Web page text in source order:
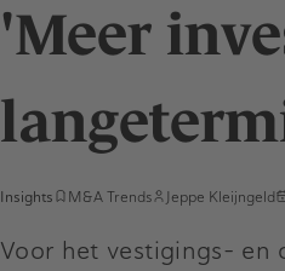
'Meer
Insights M&A Trends Jeppe Kleijngeld
Voor het vestigings-